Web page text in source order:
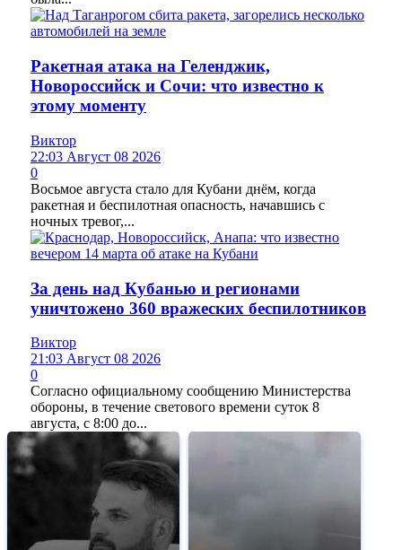
Ракетная атака на Геленджик,
Новороссийск и Сочи: что известно к
этому моменту
Виктор
22:03 Август 08 2026
0
Восьмое августа стало для Кубани днём, когда
ракетная и беспилотная опасность, начавшись с
ночных тревог,...
За день над Кубанью и регионами
уничтожено 360 вражеских беспилотников
Виктор
21:03 Август 08 2026
0
Согласно официальному сообщению Министерства
обороны, в течение светового времени суток 8
августа, с 8:00 до...